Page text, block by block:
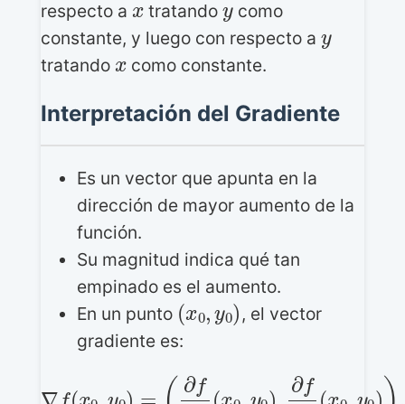
respecto a
tratando como
constante, y luego con respecto a
tratando
x
como constante.
Interpretación del Gradiente
Es un vector que apunta en la
dirección de mayor aumento de la
función.
Su magnitud indica qué tan
empinado es el aumento.
En un punto
(x0,y0)
, el vector
gradiente es:
( x0,
y0),∂ y0)